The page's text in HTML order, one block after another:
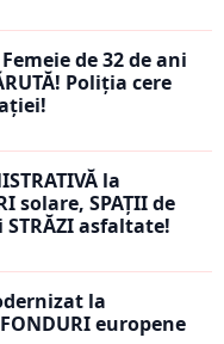
de 32 de ani
Poliția cere
la
solare, SPAȚII de
asfaltate!
la
europene